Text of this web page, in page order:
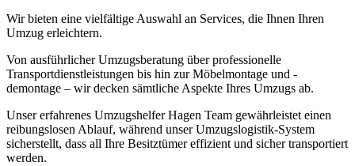
Wir bieten eine vielfältige Auswahl an Services, die Ihnen Ihren
Umzug erleichtern.
Von ausführlicher Umzugsberatung über professionelle
Transportdienstleistungen bis hin zur Möbelmontage und -
demontage – wir decken sämtliche Aspekte Ihres Umzugs ab.
Unser erfahrenes Umzugshelfer Hagen Team gewährleistet einen
reibungslosen Ablauf, während unser Umzugslogistik-System
sicherstellt, dass all Ihre Besitztümer effizient und sicher transportiert
werden.